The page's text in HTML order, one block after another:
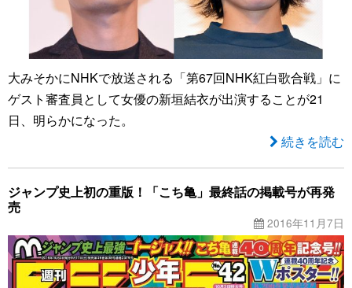
大みそかにNHKで放送される「第67回NHK紅白歌合戦」に
ゲスト審査員として女優の新垣結衣が出演することが21
日、明らかになった。
続きを読む
ジャンプ史上初の重版！「こち亀」最終話の掲載号が再発
売
2016年11月7日